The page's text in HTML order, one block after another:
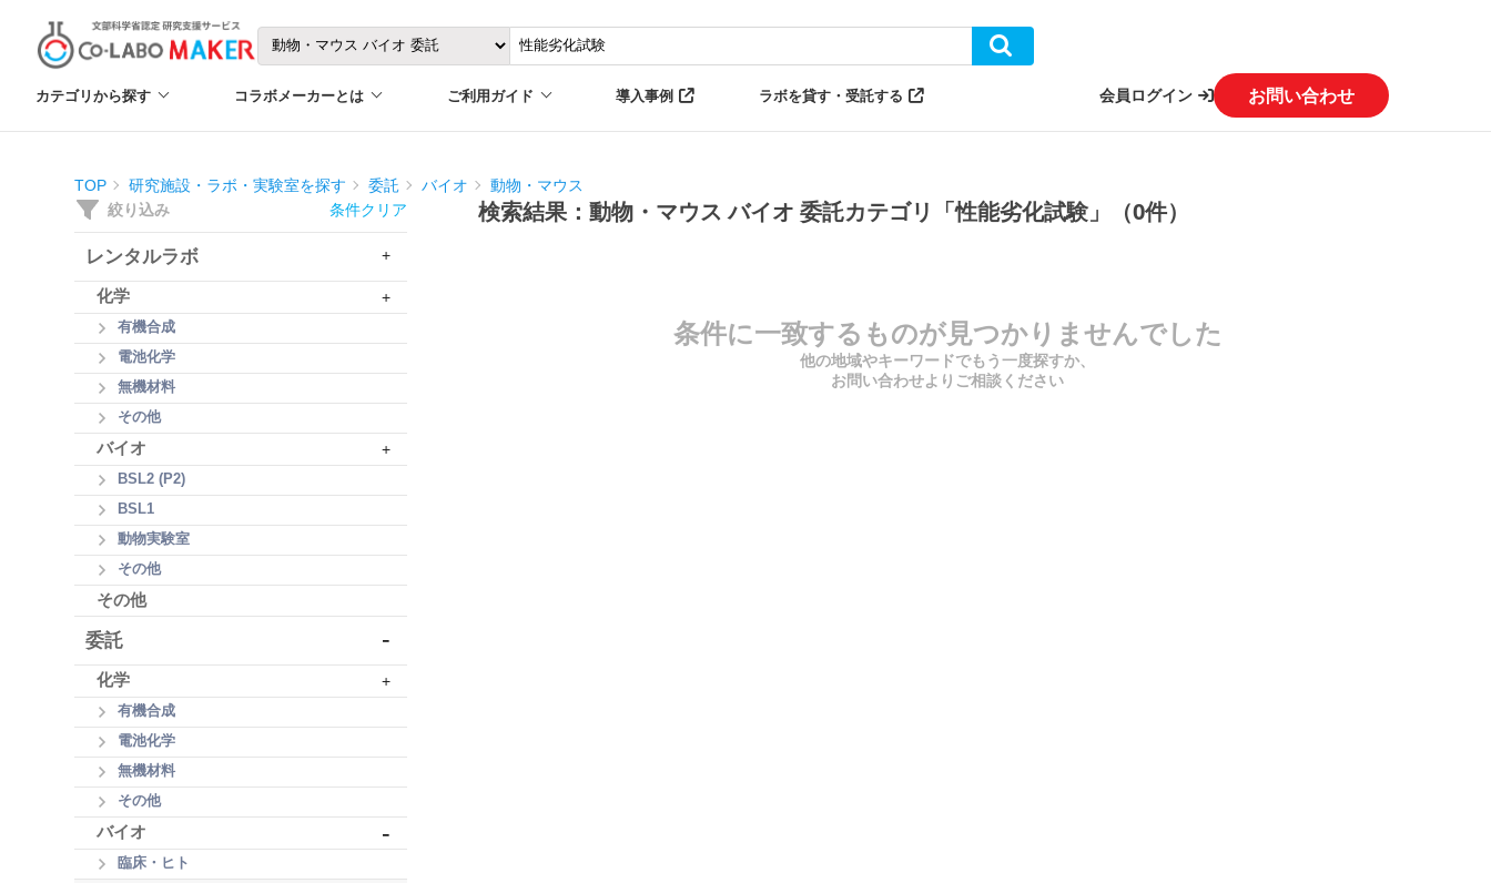
カテゴリから探す コラボメーカーとは ご利用ガイド 導入事例 ラボを貸す・受託する 会員ログイン お問い合わせ
TOP 研究施設・ラボ・実験室を探す 委託 バイオ 動物・マウス
絞り込み 条件クリア
レンタルラボ +
化学 +
有機合成
電池化学
無機材料
その他
バイオ +
BSL2 (P2)
BSL1
動物実験室
その他
その他
委託 -
化学 +
有機合成
電池化学
無機材料
その他
バイオ -
臨床・ヒト
検索結果：動物・マウス バイオ 委託カテゴリ「性能劣化試験」（0件）
条件に一致するものが見つかりませんでした
他の地域やキーワードでもう一度探すか、
お問い合わせよりご相談ください